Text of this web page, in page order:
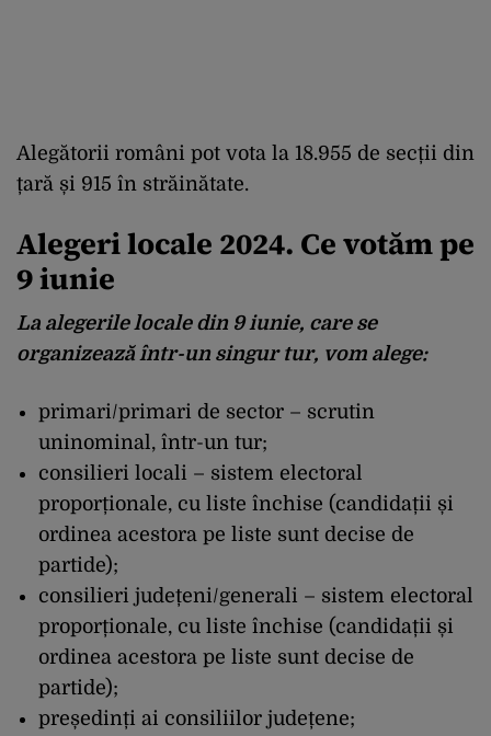
Alegătorii români pot vota la 18.955 de secții din
țară și 915 în străinătate.
Alegeri locale 2024. Ce votăm pe
9 iunie
La alegerile locale din 9 iunie, care se
organizează într-un singur tur, vom alege:
primari/primari de sector – scrutin
uninominal, într-un tur;
consilieri locali – sistem electoral
proporționale, cu liste închise (candidații și
ordinea acestora pe liste sunt decise de
partide);
consilieri județeni/generali – sistem electoral
proporționale, cu liste închise (candidații și
ordinea acestora pe liste sunt decise de
partide);
președinți ai consiliilor județene;